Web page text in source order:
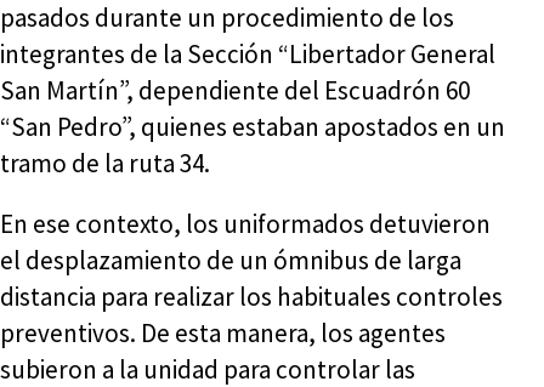
pasados durante un procedimiento de los
integrantes de la Sección “Libertador General
San Martín”, dependiente del Escuadrón 60
“San Pedro”, quienes estaban apostados en un
tramo de la ruta 34.
En ese contexto, los uniformados detuvieron
el desplazamiento de un ómnibus de larga
distancia para realizar los habituales controles
preventivos. De esta manera, los agentes
subieron a la unidad para controlar las